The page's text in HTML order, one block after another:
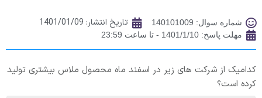
شماره سوال: 140101009 تاریخ انتشار: 1401/01/09
مهلت پاسخ: 1401/1/10 - تا ساعت 23:59
کدامیک از شرکت های زیر در اسفند ماه محصول ملاس بیشتری تولید
کرده است؟